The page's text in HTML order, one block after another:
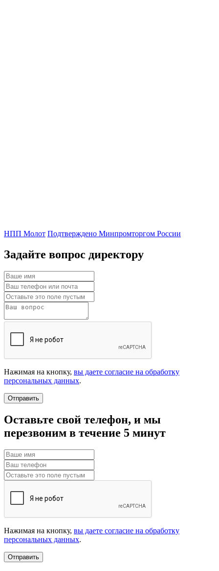
НПП Молот Подтверждено Минпромторгом России
Задайте вопрос директору
Нажимая на кнопку, вы даете согласие на обработку
персональных данных.
Отправить
Оставьте свой телефон, и мы
перезвоним в течение 5 минут
Нажимая на кнопку, вы даете согласие на обработку
персональных данных.
Отправить